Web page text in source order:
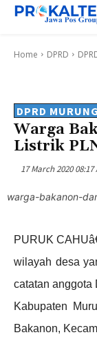
Home DPRD
DPRD
Warga
Listrik
17 March 2020 08:17
warga-bakanon-
PURUK
wilayah desa
catatan anggota
Kabupaten
Bakanon,